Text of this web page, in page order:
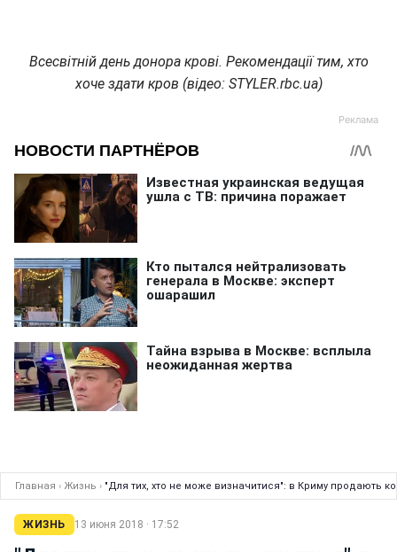
Всесвітній день донора крові. Рекомендації тим, хто
хоче здати кров (відео: STYLER.rbc.ua)
Главная › Жизнь › "Для тих, хто не може визначитися": в Криму продають
ЖИЗНЬ 13 июня 2018 · 17:52